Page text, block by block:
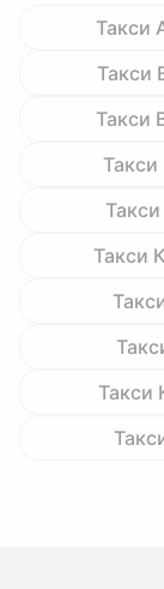
Такси
Такси
Такси
Такси
Такси
Такси